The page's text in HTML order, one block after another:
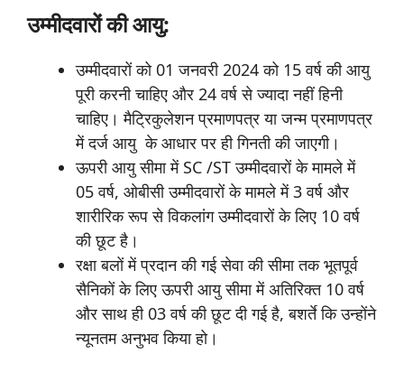
उम्मीदवारों की आयु:
उम्मीदवारों को 01 जनवरी 2024 को 15 वर्ष की आयु
पूरी करनी चाहिए और 24 वर्ष से ज्यादा नहीं हिनी
चाहिए। मैट्रिकुलेशन प्रमाणपत्र या जन्म प्रमाणपत्र
में दर्ज आयु के आधार पर ही गिनती की जाएगी।
ऊपरी आयु सीमा में SC /ST उम्मीदवारों के मामले में
05 वर्ष, ओबीसी उम्मीदवारों के मामले में 3 वर्ष और
शारीरिक रूप से विकलांग उम्मीदवारों के लिए 10 वर्ष
की छूट है।
रक्षा बलों में प्रदान की गई सेवा की सीमा तक भूतपूर्व
सैनिकों के लिए ऊपरी आयु सीमा में अतिरिक्त 10 वर्ष
और साथ ही 03 वर्ष की छूट दी गई है, बशर्ते कि उन्होंने
न्यूनतम अनुभव किया हो।